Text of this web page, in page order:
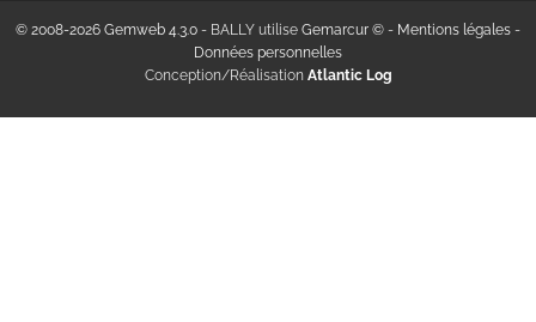
© 2008-2026 Gemweb 4.3.0 - BALLY utilise Gemarcur © - Mentions légales -
Données personnelles
Conception/Réalisation Atlantic Log